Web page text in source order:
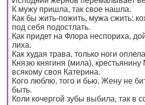
К мужу пришла, так свое нашла.
Как бы жить-пожить, мужа сжить:
под себя подостлать.
Как придет на Флора неспориха,
лиха.
Как худая трава, только ноги
Князю княгиня (мила),
всякому своя Катерина.
Кого люблю, того и бью. Жену не
быть.
Коли кочергой зубы выбила, так в